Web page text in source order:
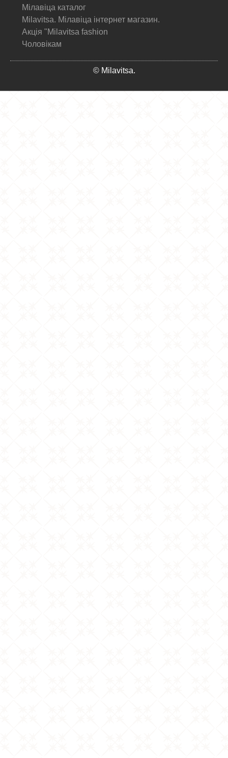
Мілавіца каталог
Milavitsa. Мілавіца інтернет магазин.
Акція "Milavitsa fashion
Чоловікам
© Milavitsa.